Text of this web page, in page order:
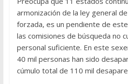
armonización de la ley general
forzada, es un pendiente de
las comisiones de búsqueda no
personal suficiente. En este
40 mil personas han sido
cúmulo total de 110 mil